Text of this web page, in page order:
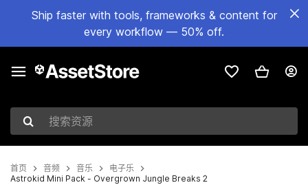
Ship faster with tools, frameworks & content for
every workflow — 50% off.
搜索资源
首页 音频 音乐
电子乐
Astrokid Mini Pack - Overgrown Jungle Breaks 2